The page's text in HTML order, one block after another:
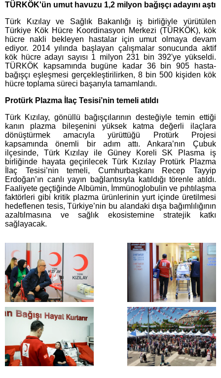
TÜRKÖK'ün umut havuzu 1,2 milyon bağışçı adayını aştı
Türk Kızılay ve Sağlık Bakanlığı iş birliğiyle yürütülen
Türkiye Kök Hücre Koordinasyon Merkezi (TÜRKÖK), kök
hücre nakli bekleyen hastalar için umut olmaya devam
ediyor. 2014 yılında başlayan çalışmalar sonucunda aktif
kök hücre adayı sayısı 1 milyon 231 bin 392'ye yükseldi.
TÜRKÖK kapsamında bugüne kadar 36 bin 905 hasta-
bağışçı eşleşmesi gerçekleştirilirken, 8 bin 500 kişiden kök
hücre toplama süreci başarıyla tamamlandı.
Protürk Plazma İlaç Tesisi’nin temeli atıldı
Türk Kızılay, gönüllü bağışçılarının desteğiyle temin ettiği
kanın plazma bileşenini yüksek katma değerli ilaçlara
dönüştürmek amacıyla yürüttüğü Protürk Projesi
kapsamında önemli bir adım attı. Ankara’nın Çubuk
ilçesinde, Türk Kızılay ile Güney Koreli SK Plasma iş
birliğinde hayata geçirilecek Türk Kızılay Protürk Plazma
İlaç Tesisi’nin temeli, Cumhurbaşkanı Recep Tayyip
Erdoğan’ın canlı yayın bağlantısıyla katıldığı törenle atıldı.
Faaliyete geçtiğinde Albümin, İmmünoglobulin ve pıhtılaşma
faktörleri gibi kritik plazma ürünlerinin yurt içinde üretilmesi
hedeflenen tesis, Türkiye’nin bu alandaki dışa bağımlılığının
azaltılmasına ve sağlık ekosistemine stratejik katkı
sağlayacak.